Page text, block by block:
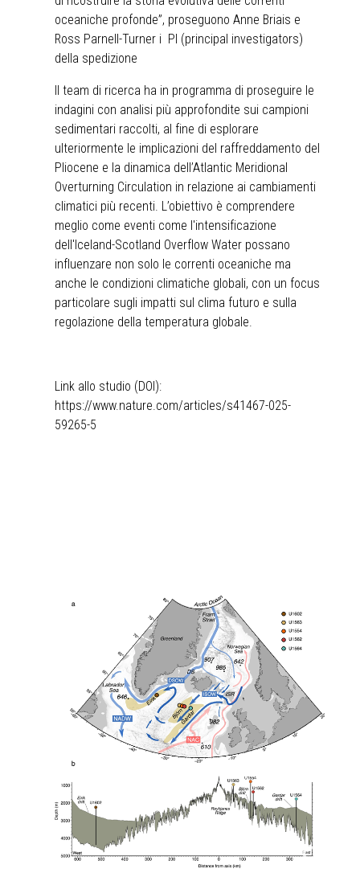
oceaniche profonde”, proseguono Anne Briais e
Ross Parnell-Turner i PI (principal investigators)
della spedizione
Il team di ricerca ha in programma di proseguire le
indagini con analisi più approfondite sui campioni
sedimentari raccolti, al fine di esplorare
ulteriormente le implicazioni del raffreddamento del
Pliocene e la dinamica dell’Atlantic Meridional
Overturning Circulation in relazione ai cambiamenti
climatici più recenti. L’obiettivo è comprendere
meglio come eventi come l'intensificazione
dell'Iceland-Scotland Overflow Water possano
influenzare non solo le correnti oceaniche ma
anche le condizioni climatiche globali, con un focus
particolare sugli impatti sul clima futuro e sulla
regolazione della temperatura globale.
Link allo studio (DOI):
https://www.nature.com/articles/s41467-025-
59265-5